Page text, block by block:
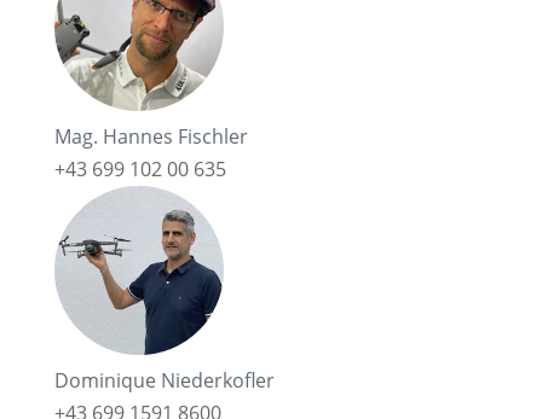
Mag. Hannes Fischler
+43 699 102 00 635
Dominique Niederkofler
+43 699 1591 8600